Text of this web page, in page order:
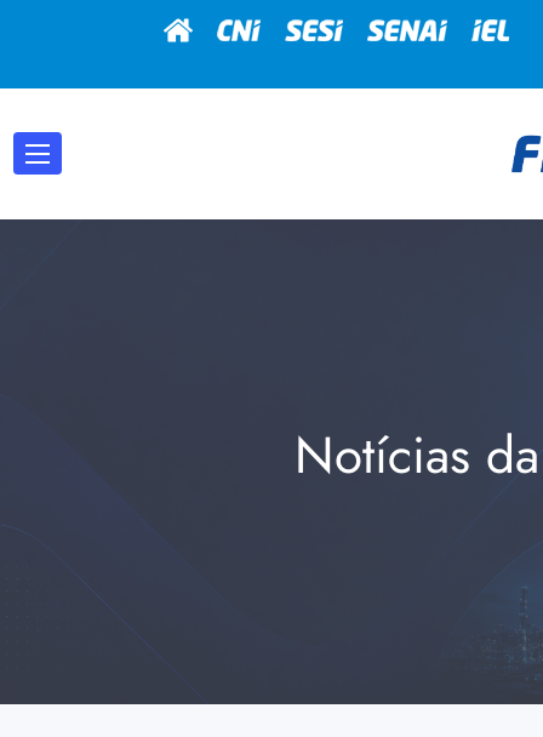
Notícias